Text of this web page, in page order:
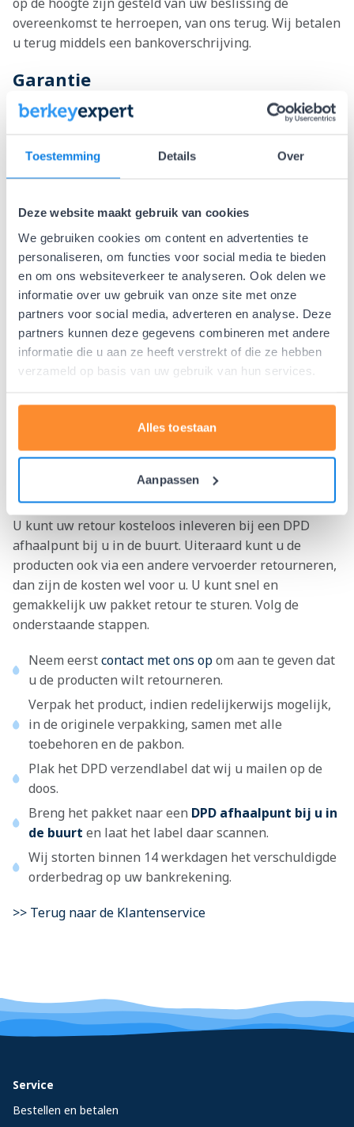
Toestemming Details Over
Deze website maakt gebruik van cookies
We gebruiken cookies om content en advertenties te
personaliseren, om functies voor social media te bieden
en om ons websiteverkeer te analyseren. Ook delen we
informatie over uw gebruik van onze site met onze
partners voor social media, adverteren en analyse. Deze
partners kunnen deze gegevens combineren met andere
informatie die u aan ze heeft verstrekt of die ze hebben
verzameld op basis van uw gebruik van hun services.
Alles toestaan
Aanpassen
overeenkomst te herroepen, van ons terug. Wij betalen
u terug middels een bankoverschrijving.
Garantie
Reparatie of vervanging binnen garantie is kosteloos.
Wij volgen de garantievoorwaarden van de fabrikanten
garantie op onze producten bij normaal gebruik. Heeft
ons heeft gekocht, lossen wij dit zo snel mogelijk op. U
mag tenminste binnen twee weken een oplossing
verwachten.
Terugbetaling binnen 14 werkdagen
Wij betalen u het volledige aankoopbedrag terug
binnen 14 werkdagen nadat u heeft aangegeven
gebruik te willen maken van uw herroepingsrecht. Wij
moeten ondertussen wel het product retour hebben
De hier genoemde retourgarantie geldt in de
particulieren.
Hoe kan ik retourneren?
U kunt uw retour kosteloos inleveren bij een DPD
afhaalpunt bij u in de buurt. Uiteraard kunt u de
producten ook via een andere vervoerder retourneren,
dan zijn de kosten wel voor u. U kunt snel en
gemakkelijk uw pakket retour te sturen. Volg de
onderstaande stappen.
Neem eerstcontact met ons opom aan te geven dat
u de producten wilt retourneren.
Verpak het product, indien redelijkerwijs mogelijk,
in de originele verpakking, samen met alle
toebehoren en de pakbon.
Plak het DPD verzendlabel dat wij u mailen op de
doos.
Breng het pakket naar een DPD afhaalpunt bij u in
de buurt en laat het label daar scannen.
Wij storten binnen 14 werkdagen het verschuldigde
orderbedrag op uw bankrekening.
>> Terug naar de Klantenservice
Service
Bestellen en betalen